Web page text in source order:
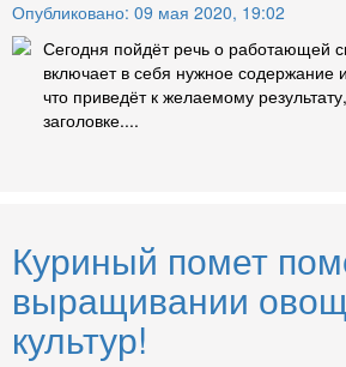
Опубликовано: 09 мая 2020, 19:02
Сегодня пойдёт речь о работающей
включает в себя нужное содержание
что приведёт к желаемому
заголовке....
Куриный помет
выращивании
культур!